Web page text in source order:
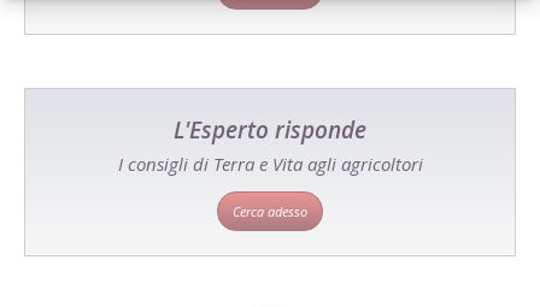
L'Esperto risponde
I consigli di Terra e Vita agli agricoltori
Cerca adesso